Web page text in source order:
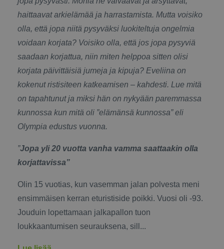
haittaavat arkielämää ja harrastamista. Mutta voisiko
olla, että jopa niitä pysyväksi luokiteltuja ongelmia
voidaan korjata? Voisiko olla, että jos jopa pysyviä
saadaan korjattua, niin miten helppoa sitten olisi
korjata päivittäisiä jumeja ja kipuja? Eveliina on
kokenut ristisiteen katkeamisen – kahdesti. Lue mitä
on tapahtunut ja miksi hän on nykyään paremmassa
kunnossa kun mitä oli ”elämänsä kunnossa” eli
Olympia edustus vuonna.
”Jopa yli 20 vuotta vanha vamma saattaakin olla
korjattavissa”
Olin 15 vuotias, kun vasemman jalan polvesta meni
ensimmäisen kerran eturistiside poikki. Vuosi oli -93.
Jouduin lopettamaan jalkapallon tuon
loukkaantumisen seurauksena, sill...